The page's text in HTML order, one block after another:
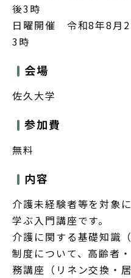
後3時
日曜開催 令和8年8月2
3時
会場
佐久大学
参加費
無料
内容
介護未経験者等を対象
学ぶ入門講座です。
介護に関する基礎知識
制度について、高齢者
務講座（リネン交換・